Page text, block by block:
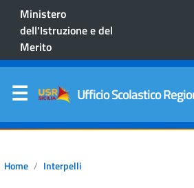
Ministero
dell'Istruzione e del
Merito
Ufficio Scolastico
Home Interpelli